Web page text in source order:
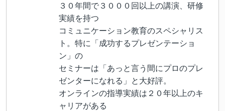
３０年間で３０００回以上の講演、研修
実績を持つ
コミュニケーション教育のスペシャリス
ト。特に「成功するプレゼンテーショ
ン」の
セミナーは「あっと言う間にプロのプレ
ゼンターになれる」と大好評。
オンラインの指導実績は２０年以上のキ
ャリアがある